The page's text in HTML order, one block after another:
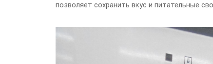
позволяет сохранить вкус и питательные